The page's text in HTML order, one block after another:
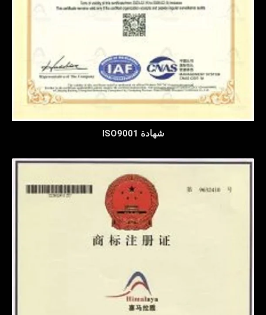
شهادة ISO9001